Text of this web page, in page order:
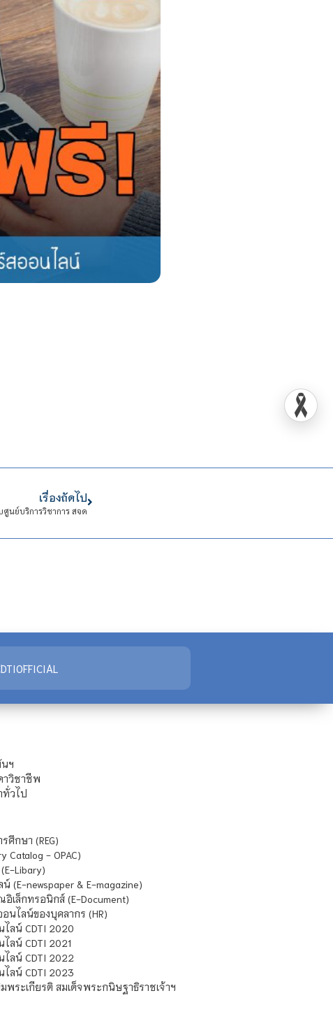
เรื่องถัดไป
นย์บริการวิชาการ สจด
ฯ
าวิชาชีพ
ทั่วไป
ศึกษา (REG)
Catalog - OPAC)
Libary)
(E-newspaper & E-magazine)
เล็กทรอนิกส์ (E-Document)
นไลน์ของบุคลากร (HR)
ลน์ CDTI 2020
ลน์ CDTI 2021
ลน์ CDTI 2022
ลน์ CDTI 2023
พระเกียรติ สมเด็จพระกนิษฐาธิราชเจ้าฯ